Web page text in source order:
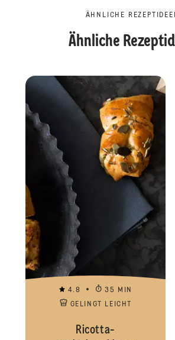
ÄHNLICHE
Ähnliche
4.8
35 MIN
GELINGT LEICHT
Ricotta-